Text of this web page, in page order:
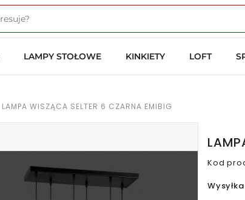
LAMPY STOŁOWE KINKIETY LOFT
LAMPA WISZĄCA SELTER 6 CZARNA EMIBIG
Kod